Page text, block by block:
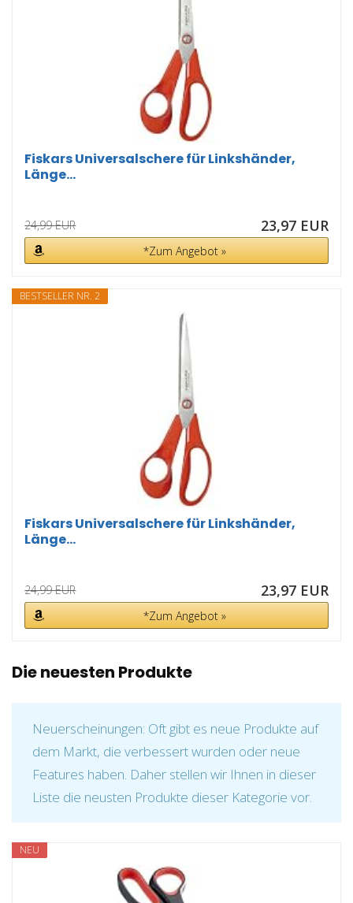
Fiskars Universalschere für Linkshänder,
Länge...
24,99 EUR 23,97 EUR
*Zum Angebot »
BESTSELLER NR. 2
Fiskars Universalschere für Linkshänder,
Länge...
24,99 EUR 23,97 EUR
*Zum Angebot »
Die neuesten Produkte
Neuerscheinungen: Oft gibt es neue Produkte auf
dem Markt, die verbessert wurden oder neue
Features haben. Daher stellen wir Ihnen in dieser
Liste die neusten Produkte dieser Kategorie vor.
NEU